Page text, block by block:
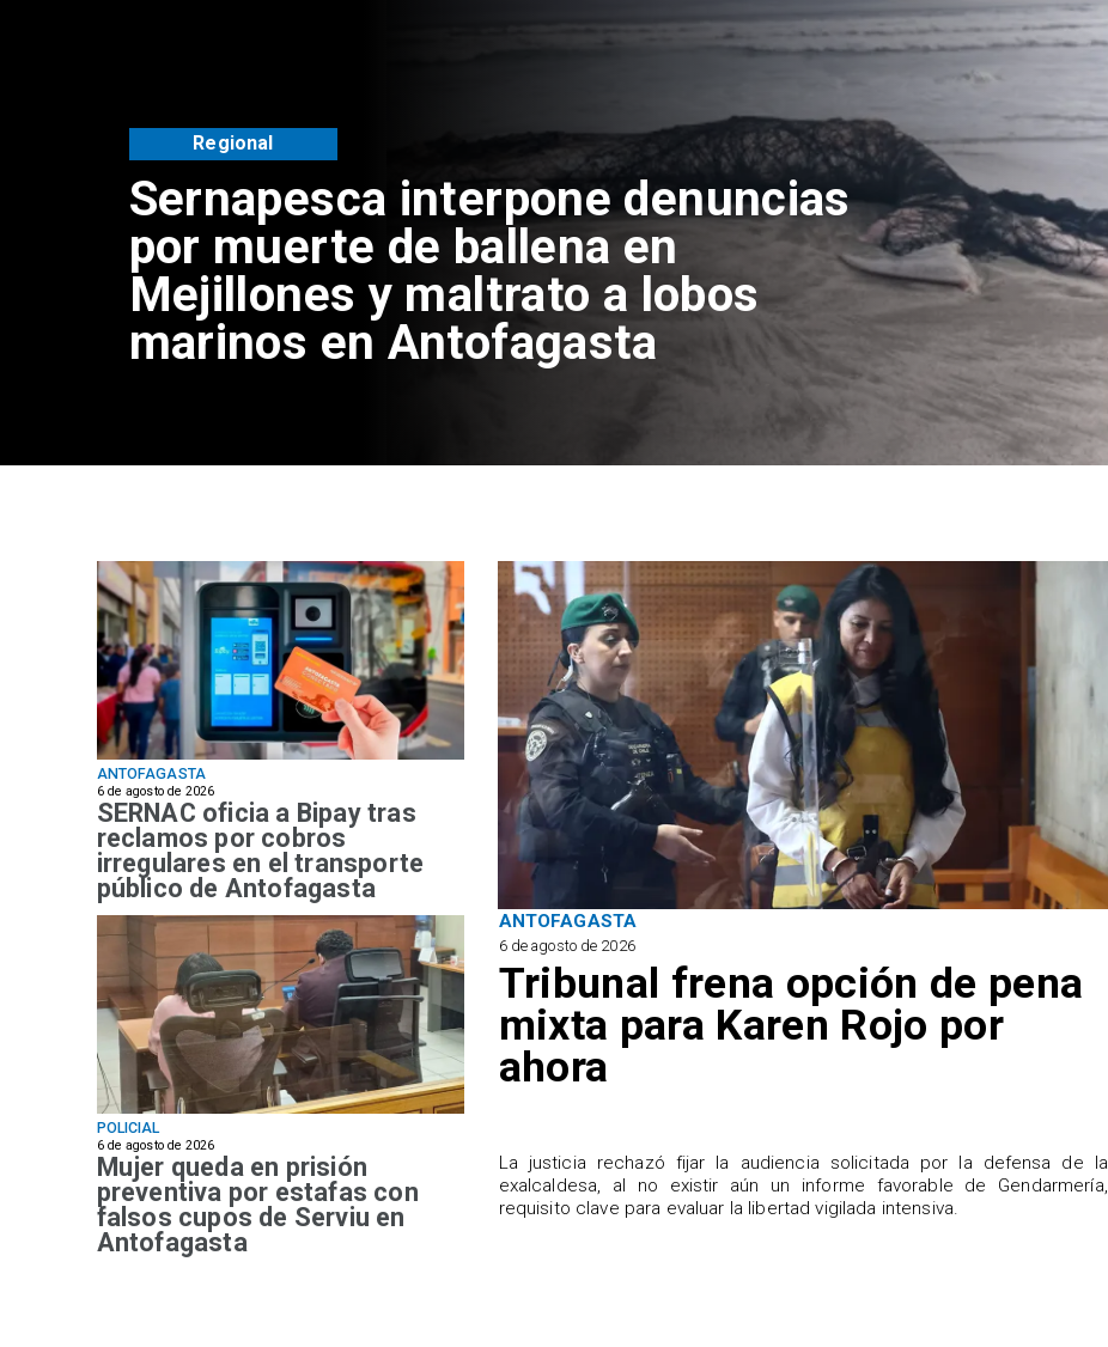
Sernapesca interpone denuncias
por muerte de ballena en
Mejillones y maltrato a lobos
marinos en Antofagasta
Regional
ANTOFAGASTA
6 de agosto de 2026
SERNAC oficia a Bipay tras
reclamos por cobros
irregulares en el transporte
público de Antofagasta
ANTOFAGASTA
6 de agosto de 2026
Tribunal frena opción de pena
mixta para Karen Rojo por
ahora
​La justicia rechazó fijar la audiencia solicitada por la defensa de la
exalcaldesa, al no existir aún un informe favorable de Gendarmería,
requisito clave para evaluar la libertad vigilada intensiva.
POLICIAL
6 de agosto de 2026
Mujer queda en prisión
preventiva por estafas con
falsos cupos de Serviu en
Antofagasta